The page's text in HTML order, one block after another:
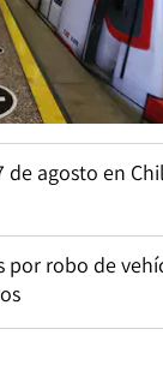
de agosto en
por robo de